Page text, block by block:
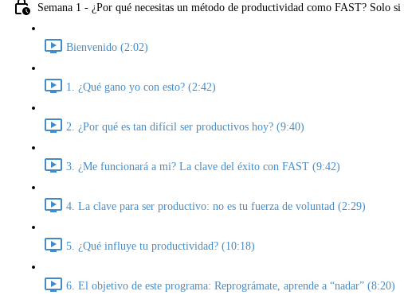
Semana 1 - ¿Por qué necesitas un método de productividad como FAST? Solo si
Bienvenido (2:02)
1. ¿Qué gano yo con esto? (2:42)
2. ¿Por qué es tan difícil ser productivos hoy? (9:40)
3. ¿Me funcionará a mi? La clave del éxito con FAST (9:42)
4. La clave para ser productivo: no es tu fuerza de voluntad (2:29)
5. ¿Qué influye tu productividad? (10:18)
6. El objetivo de este programa: Reprográmate, aprende a “nadar” (8:20)